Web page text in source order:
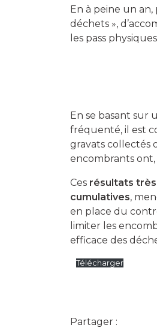
En à peine un
déchets »,
les pass
En se basant sur
fréquenté, il est
gravats collectés
encombrants ont,
Ces résultats
cumulatives,
en place du
limiter les
efficace des
Télécharger
Partager :